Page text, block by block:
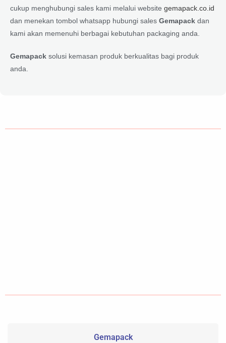
cukup menghubungi sales kami melalui website gemapack.co.id
dan menekan tombol whatsapp hubungi sales Gemapack dan
kami akan memenuhi berbagai kebutuhan packaging anda.
Gemapack solusi kemasan produk berkualitas bagi produk
anda.
Gemapack